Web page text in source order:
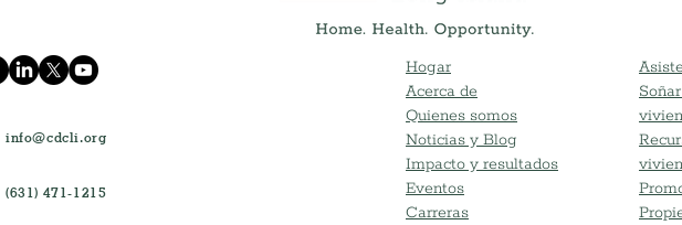
info@cdcli.org
(631) 471-1215
Hogar
Acerca de
Quienes somos
Noticias y Blog
Impacto y resultados
Eventos
Carreras